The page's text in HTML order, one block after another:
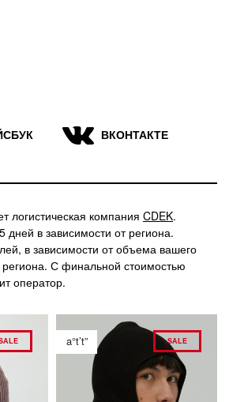
7 ВКОНТАКТЕ
логистическая компания CDEK.
дней в зависимости от региона.
в зависимости от объема вашего
региона. С финальной стоимостью
оператор.
a°t’t” SALE